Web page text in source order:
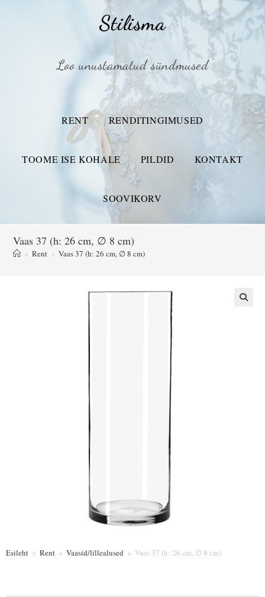
Stilisma
Loo unustamatud sündmused
RENT RENDITINGIMUSED
TOOME ISE KOHALE PILDID KONTAKT
SOOVIKORV
Vaas 37 (h: 26 cm, ∅ 8 cm)
> Rent > Vaas 37 (h: 26 cm, ∅ 8 cm)
Esileht > Rent > Vaasid/lillealused > Vaas 37 (h: 26 cm, ∅ 8 cm)